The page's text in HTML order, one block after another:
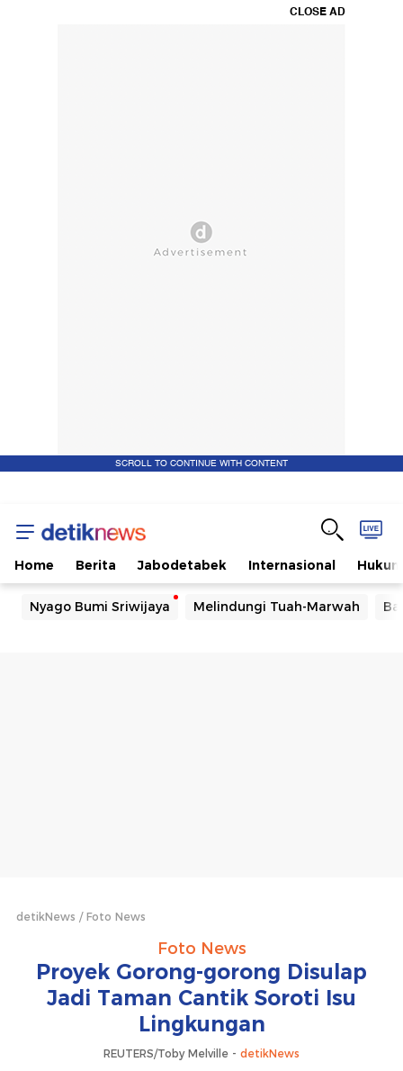
CLOSE AD
SCROLL TO CONTINUE WITH CONTENT
Home Berita Jabodetabek Internasional Hukum
Nyago Bumi Sriwijaya Melindungi Tuah-Marwah
detikNews Foto News
Foto News
Proyek Gorong-gorong Disulap
Jadi Taman Cantik Soroti Isu
Lingkungan
REUTERS/Toby Melville - detikNews